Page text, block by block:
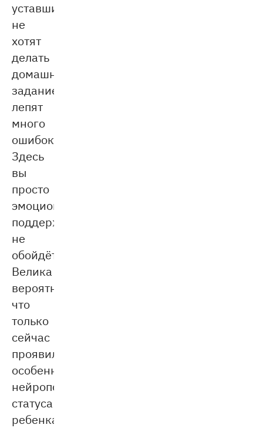
уставшие,
не
хотят
делать
домашнее
задание,
лепят
много
ошибок.
Здесь
вы
просто
эмоциональной
поддержкой
не
обойдётесь.
Велика
вероятность,
что
только
сейчас
проявились
особенности
нейропсихологического
статуса
ребенка.